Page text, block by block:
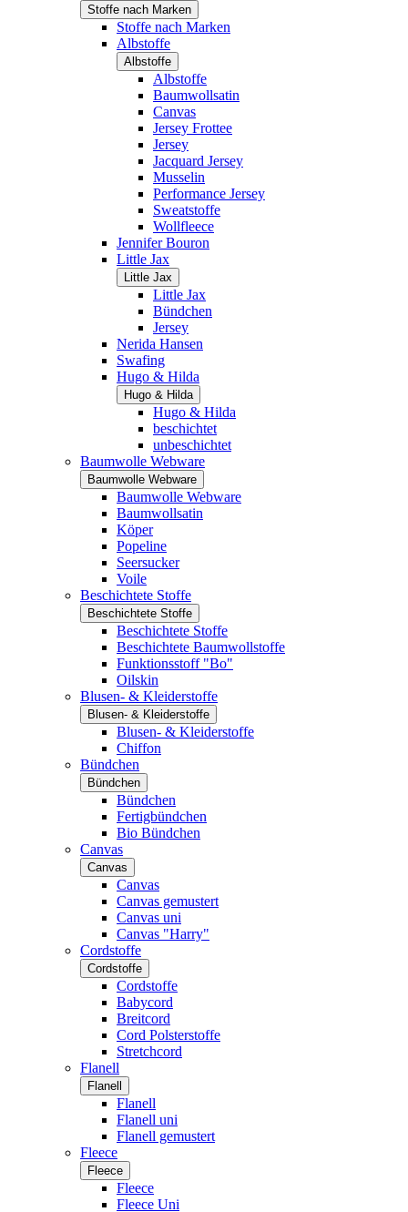
Stoffe nach Marken
Stoffe nach Marken
Albstoffe
Albstoffe
Albstoffe
Baumwollsatin
Canvas
Jersey Frottee
Jersey
Jacquard Jersey
Musselin
Performance Jersey
Sweatstoffe
Wollfleece
Jennifer Bouron
Little Jax
Little Jax
Little Jax
Bündchen
Jersey
Nerida Hansen
Swafing
Hugo & Hilda
Hugo & Hilda
Hugo & Hilda
beschichtet
unbeschichtet
Baumwolle Webware
Baumwolle Webware
Baumwolle Webware
Baumwollsatin
Köper
Popeline
Seersucker
Voile
Beschichtete Stoffe
Beschichtete Stoffe
Beschichtete Stoffe
Beschichtete Baumwollstoffe
Funktionsstoff "Bo"
Oilskin
Blusen- & Kleiderstoffe
Blusen- & Kleiderstoffe
Blusen- & Kleiderstoffe
Chiffon
Bündchen
Bündchen
Bündchen
Fertigbündchen
Bio Bündchen
Canvas
Canvas
Canvas
Canvas gemustert
Canvas uni
Canvas "Harry"
Cordstoffe
Cordstoffe
Cordstoffe
Babycord
Breitcord
Cord Polsterstoffe
Stretchcord
Flanell
Flanell
Flanell
Flanell uni
Flanell gemustert
Fleece
Fleece
Fleece
Fleece Uni